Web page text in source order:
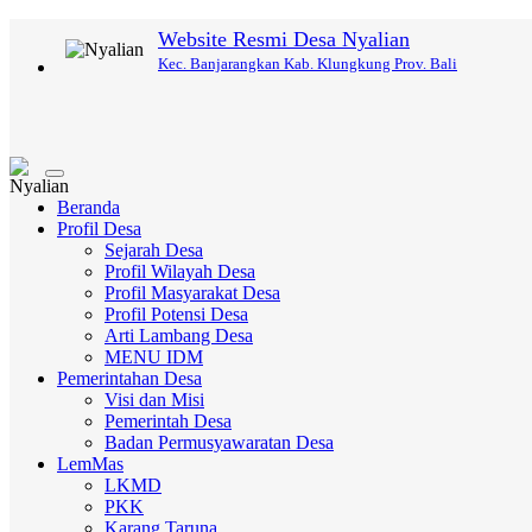
Website Resmi Desa Nyalian
Kec. Banjarangkan Kab. Klungkung Prov. Bali
Toggle
navigation
Beranda
Profil Desa
Sejarah Desa
Profil Wilayah Desa
Profil Masyarakat Desa
Profil Potensi Desa
Arti Lambang Desa
MENU IDM
Pemerintahan Desa
Visi dan Misi
Pemerintah Desa
Badan Permusyawaratan Desa
LemMas
LKMD
PKK
Karang Taruna